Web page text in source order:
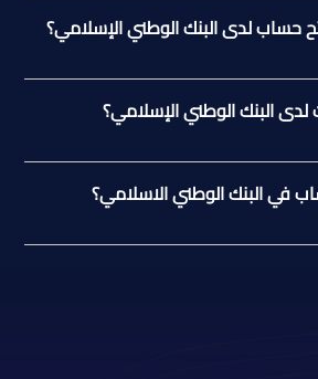
حساب لدى البنك الوطني الإسلامي؟
البنك الوطني الإسلامي؟
في البنك الوطني الاسلامي؟